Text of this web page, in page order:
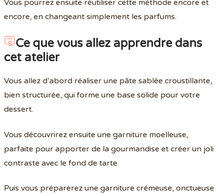
Vous pourrez ensuite réutiliser cette méthode encore et
encore, en changeant simplement les parfums.
Ce que vous allez apprendre dans
cet atelier
Vous allez d’abord réaliser une pâte sablée croustillante,
bien structurée, qui forme une base solide pour votre
dessert.
Vous découvrirez ensuite une garniture moelleuse,
parfaite pour apporter de la gourmandise et créer un joli
contraste avec le fond de tarte.
Puis vous préparerez une garniture crémeuse, onctueuse